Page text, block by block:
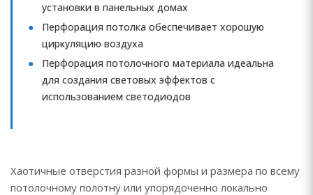
установки в панельных домах
Перфорация потолка обеспечивает хорошую
циркуляцию воздуха
Перфорация потолочного материала идеальна
для создания световых эффектов с
использованием светодиодов
Хаотичные отверстия разной формы и размера по всему
потолочному полотну или упорядоченно локально